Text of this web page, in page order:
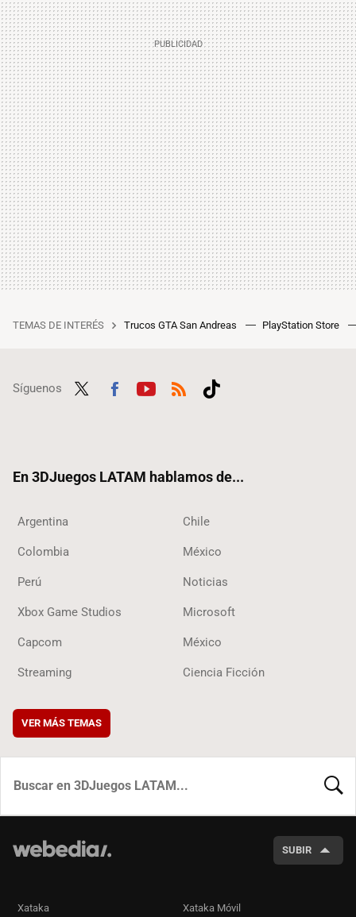
TEMAS DE INTERÉS Trucos GTA San Andreas PlayStation Store
Síguenos
En 3DJuegos LATAM hablamos de...
Argentina Chile
Colombia México
Perú Noticias
Xbox Game Studios Microsoft
Capcom México
Streaming Ciencia Ficción
VER MÁS TEMAS
SUBIR
Xataka Xataka Móvil